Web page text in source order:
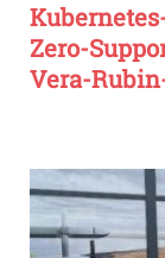
Zero-
Vera-